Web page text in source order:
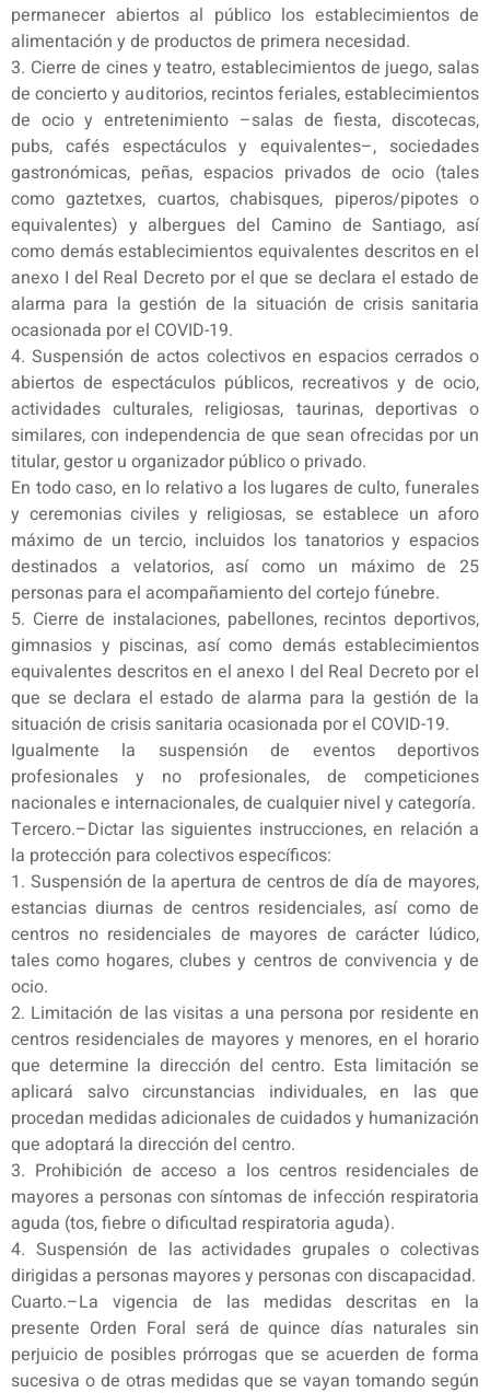
permanecer abiertos al público los establecimientos de
alimentación y de productos de primera necesidad.
3. Cierre de cines y teatro, establecimientos de juego, salas
de concierto y auditorios, recintos feriales, establecimientos
de ocio y entretenimiento –salas de fiesta, discotecas,
pubs, cafés espectáculos y equivalentes–, sociedades
gastronómicas, peñas, espacios privados de ocio (tales
como gaztetxes, cuartos, chabisques, piperos/pipotes o
equivalentes) y albergues del Camino de Santiago, así
como demás establecimientos equivalentes descritos en el
anexo I del Real Decreto por el que se declara el estado de
alarma para la gestión de la situación de crisis sanitaria
ocasionada por el COVID-19.
4. Suspensión de actos colectivos en espacios cerrados o
abiertos de espectáculos públicos, recreativos y de ocio,
actividades culturales, religiosas, taurinas, deportivas o
similares, con independencia de que sean ofrecidas por un
titular, gestor u organizador público o privado.
En todo caso, en lo relativo a los lugares de culto, funerales
y ceremonias civiles y religiosas, se establece un aforo
máximo de un tercio, incluidos los tanatorios y espacios
destinados a velatorios, así como un máximo de 25
personas para el acompañamiento del cortejo fúnebre.
5. Cierre de instalaciones, pabellones, recintos deportivos,
gimnasios y piscinas, así como demás establecimientos
equivalentes descritos en el anexo I del Real Decreto por el
que se declara el estado de alarma para la gestión de la
situación de crisis sanitaria ocasionada por el COVID-19.
Igualmente la suspensión de eventos deportivos
profesionales y no profesionales, de competiciones
nacionales e internacionales, de cualquier nivel y categoría.
Tercero.–Dictar las siguientes instrucciones, en relación a
la protección para colectivos específicos:
1. Suspensión de la apertura de centros de día de mayores,
estancias diurnas de centros residenciales, así como de
centros no residenciales de mayores de carácter lúdico,
tales como hogares, clubes y centros de convivencia y de
ocio.
2. Limitación de las visitas a una persona por residente en
centros residenciales de mayores y menores, en el horario
que determine la dirección del centro. Esta limitación se
aplicará salvo circunstancias individuales, en las que
procedan medidas adicionales de cuidados y humanización
que adoptará la dirección del centro.
3. Prohibición de acceso a los centros residenciales de
mayores a personas con síntomas de infección respiratoria
aguda (tos, fiebre o dificultad respiratoria aguda).
4. Suspensión de las actividades grupales o colectivas
dirigidas a personas mayores y personas con discapacidad.
Cuarto.–La vigencia de las medidas descritas en la
presente Orden Foral será de quince días naturales sin
perjuicio de posibles prórrogas que se acuerden de forma
sucesiva o de otras medidas que se vayan tomando según